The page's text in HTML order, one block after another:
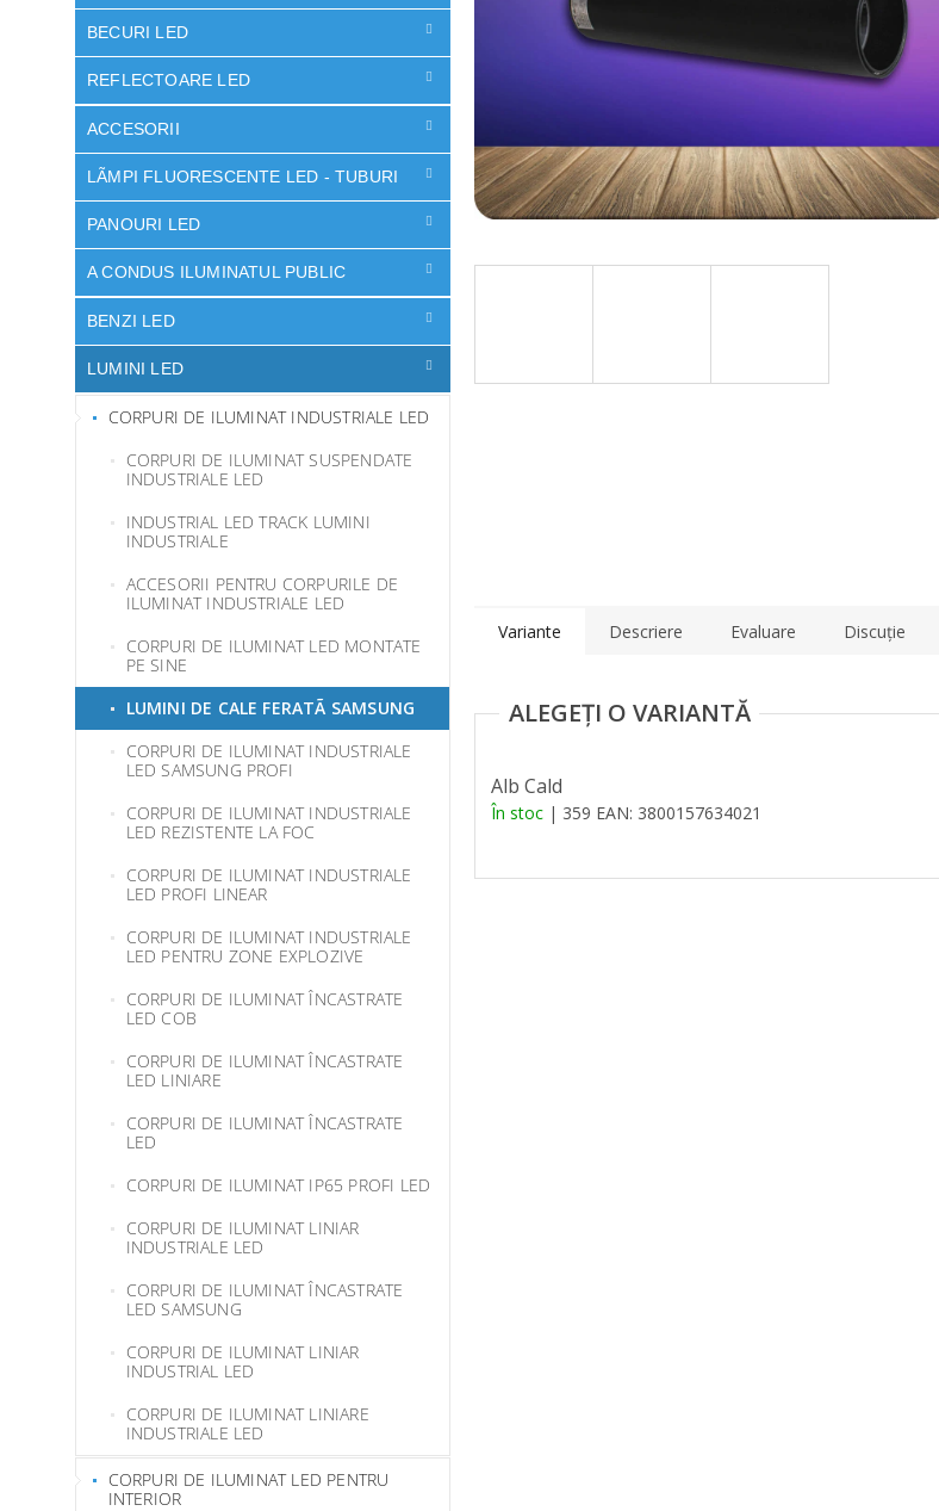
ă
BECURI LED
REFLECTOARE LED
ACCESORII
LÃMPI FLUORESCENTE LED - TUBURI
PANOURI LED
A CONDUS ILUMINATUL PUBLIC
BENZI LED
LUMINI LED
CORPURI DE ILUMINAT INDUSTRIALE LED
CORPURI DE ILUMINAT SUSPENDATE
INDUSTRIALE LED
INDUSTRIAL LED TRACK LUMINI
INDUSTRIALE
ACCESORII PENTRU CORPURILE DE
ILUMINAT INDUSTRIALE LED
CORPURI DE ILUMINAT LED MONTATE
PE SINE
LUMINI DE CALE FERATÃ SAMSUNG
CORPURI DE ILUMINAT INDUSTRIALE
LED SAMSUNG PROFI
CORPURI DE ILUMINAT INDUSTRIALE
LED REZISTENTE LA FOC
CORPURI DE ILUMINAT INDUSTRIALE
LED PROFI LINEAR
CORPURI DE ILUMINAT INDUSTRIALE
LED PENTRU ZONE EXPLOZIVE
CORPURI DE ILUMINAT ÎNCASTRATE
LED COB
CORPURI DE ILUMINAT ÎNCASTRATE
LED LINIARE
CORPURI DE ILUMINAT ÎNCASTRATE
LED
CORPURI DE ILUMINAT IP65 PROFI LED
CORPURI DE ILUMINAT LINIAR
INDUSTRIALE LED
CORPURI DE ILUMINAT ÎNCASTRATE
LED SAMSUNG
CORPURI DE ILUMINAT LINIAR
INDUSTRIAL LED
CORPURI DE ILUMINAT LINIARE
INDUSTRIALE LED
CORPURI DE ILUMINAT LED PENTRU
INTERIOR
Variante Descriere Evaluare Discuţie
Alb Cald
În stoc | 359 EAN: 3800157634021